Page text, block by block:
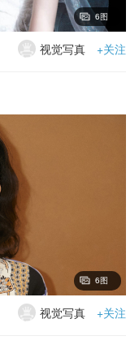
6图
+关注
视觉写真
6图
+关注
视觉写真